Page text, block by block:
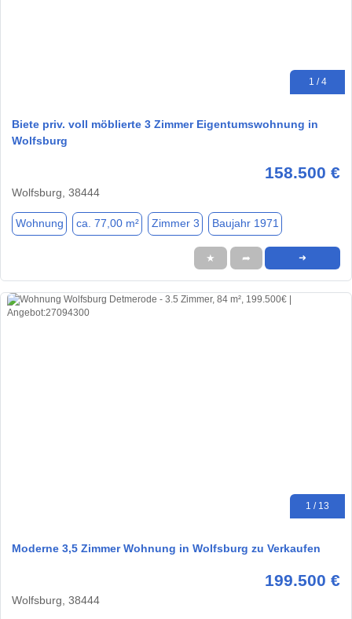
1 / 4
Biete priv. voll möblierte 3 Zimmer Eigentumswohnung in
Wolfsburg
158.500 €
Wolfsburg, 38444
Wohnung ca. 77,00 m² Zimmer 3 Baujahr 1971
★ ➦ ➜
1 / 13
Moderne 3,5 Zimmer Wohnung in Wolfsburg zu Verkaufen
199.500 €
Wolfsburg, 38444